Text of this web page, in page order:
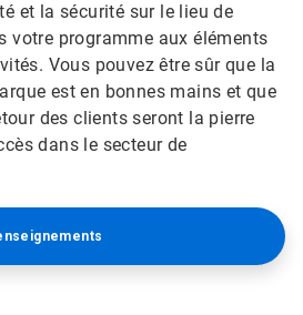
et la sécurité sur le lieu de
votre programme aux éléments
Vous pouvez être sûr que la
est en bonnes mains et que
des clients seront la pierre
dans le secteur de